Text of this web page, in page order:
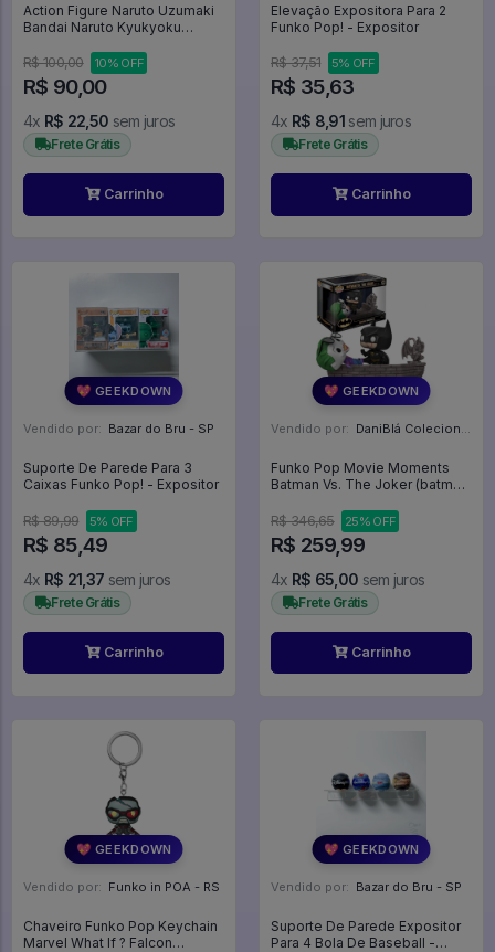
Action Figure Naruto Uzumaki
Bandai Naruto Kyukyoku
Shippuden - Naruto Shippuden
R$ 100,00 10% OFF
R$ 90,00
4x R$ 22,50 sem juros
Frete Grátis
Carrinho
Elevação Expositora Para 2
Funko Pop! - Expositor
R$ 37,51 5% OFF
R$ 35,63
4x R$ 8,91 sem juros
Frete Grátis
Carrinho
💖 GEEKDOWN
Vendido por: Bazar do Bru - SP
Suporte De Parede Para 3
Caixas Funko Pop! - Expositor
R$ 89,99 5% OFF
R$ 85,49
4x R$ 21,37 sem juros
Frete Grátis
Carrinho
💖 GEEKDOWN
Vendido por: DaniBlá Colecionáveis - SP
Funko Pop Movie Moments
Batman Vs. The Joker (batman
R$ 346,65
25% OFF
R$ 259,99
4x R$ 65,00 sem juros
Frete Grátis
Carrinho
💖 GEEKDOWN
Vendido por: Funko in POA - RS
Chaveiro Funko Pop Keychain
Marvel What If ? Falcon
💖 GEEKDOWN
Vendido por: Bazar do Bru - SP
Suporte De Parede Expositor
Para 4 Bola De Baseball -